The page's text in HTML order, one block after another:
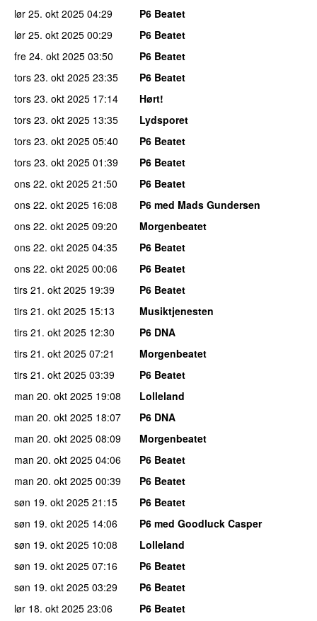
lør 25. okt 2025 04:29
P6 Beatet
lør 25. okt 2025 00:29
P6 Beatet
fre 24. okt 2025 03:50
P6 Beatet
tors 23. okt 2025 23:35
P6 Beatet
tors 23. okt 2025 17:14
Hørt!
tors 23. okt 2025 13:35
Lydsporet
tors 23. okt 2025 05:40
P6 Beatet
tors 23. okt 2025 01:39
P6 Beatet
ons 22. okt 2025 21:50
P6 Beatet
ons 22. okt 2025 16:08
P6 med Mads Gundersen
ons 22. okt 2025 09:20
Morgenbeatet
ons 22. okt 2025 04:35
P6 Beatet
ons 22. okt 2025 00:06
P6 Beatet
tirs 21. okt 2025 19:39
P6 Beatet
tirs 21. okt 2025 15:13
Musiktjenesten
tirs 21. okt 2025 12:30
P6 DNA
tirs 21. okt 2025 07:21
Morgenbeatet
tirs 21. okt 2025 03:39
P6 Beatet
man 20. okt 2025 19:08
Lolleland
man 20. okt 2025 18:07
P6 DNA
man 20. okt 2025 08:09
Morgenbeatet
man 20. okt 2025 04:06
P6 Beatet
man 20. okt 2025 00:39
P6 Beatet
søn 19. okt 2025 21:15
P6 Beatet
søn 19. okt 2025 14:06
P6 med Goodluck Casper
søn 19. okt 2025 10:08
Lolleland
søn 19. okt 2025 07:16
P6 Beatet
søn 19. okt 2025 03:29
P6 Beatet
lør 18. okt 2025 23:06
P6 Beatet